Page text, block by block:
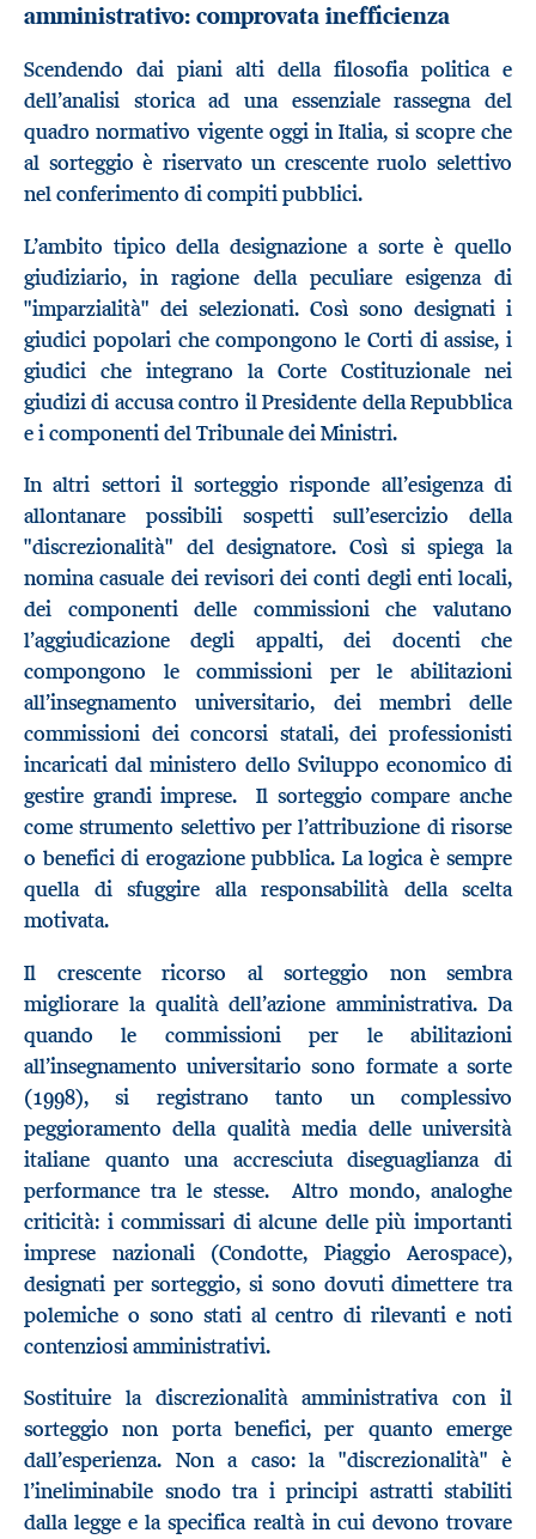
amministrativo: comprovata inefficienza
Scendendo dai piani alti della filosofia politica e
dell’analisi storica ad una essenziale rassegna del
quadro normativo vigente oggi in Italia, si scopre che
al sorteggio è riservato un crescente ruolo selettivo
nel conferimento di compiti pubblici.
L’ambito tipico della designazione a sorte è quello
giudiziario, in ragione della peculiare esigenza di
"imparzialità" dei selezionati. Così sono designati i
giudici popolari che compongono le Corti di assise, i
giudici che integrano la Corte Costituzionale nei
giudizi di accusa contro il Presidente della Repubblica
e i componenti del Tribunale dei Ministri.
In altri settori il sorteggio risponde all’esigenza di
allontanare possibili sospetti sull’esercizio della
"discrezionalità" del designatore. Così si spiega la
nomina casuale dei revisori dei conti degli enti locali,
dei componenti delle commissioni che valutano
l’aggiudicazione degli appalti, dei docenti che
compongono le commissioni per le abilitazioni
all’insegnamento universitario, dei membri delle
commissioni dei concorsi statali, dei professionisti
incaricati dal ministero dello Sviluppo economico di
gestire grandi imprese. Il sorteggio compare anche
come strumento selettivo per l’attribuzione di risorse
o benefici di erogazione pubblica. La logica è sempre
quella di sfuggire alla responsabilità della scelta
motivata.
Il crescente ricorso al sorteggio non sembra
migliorare la qualità dell’azione amministrativa. Da
quando le commissioni per le abilitazioni
all’insegnamento universitario sono formate a sorte
(1998), si registrano tanto un complessivo
peggioramento della qualità media delle università
italiane quanto una accresciuta diseguaglianza di
performance tra le stesse. Altro mondo, analoghe
criticità: i commissari di alcune delle più importanti
imprese nazionali (Condotte, Piaggio Aerospace),
designati per sorteggio, si sono dovuti dimettere tra
polemiche o sono stati al centro di rilevanti e noti
contenziosi amministrativi.
Sostituire la discrezionalità amministrativa con il
sorteggio non porta benefici, per quanto emerge
dall’esperienza. Non a caso: la "discrezionalità" è
l’ineliminabile snodo tra i principi astratti stabiliti
dalla legge e la specifica realtà in cui devono trovare